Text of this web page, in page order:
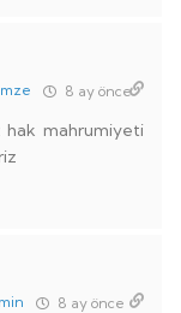
8 ay önce
hak mahrumiyeti
8 ay önce